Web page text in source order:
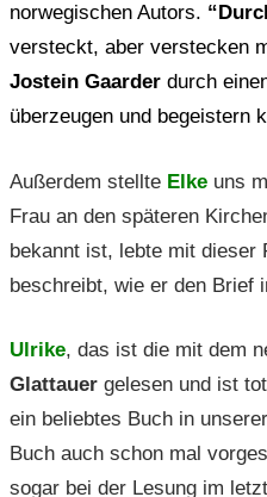
norwegischen Autors.
versteckt, aber verstecken
Jostein Gaarderdurch
überzeugen und begeistern
Außerdem stellte Elkeuns
Frau an den späteren
bekannt ist, lebte mit dieser
beschreibt, wie er den Brief
Ulrike, das ist die mit dem
Glattauergelesen und ist
ein beliebtes Buch in
Buch auch schon mal
sogar bei der Lesung im